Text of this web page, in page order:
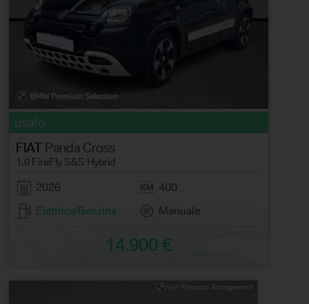
usato
FIAT Panda Cross
1.0 FireFly S&S Hybrid
2026
400
Elettrica/Benzina
Manuale
14.900 €